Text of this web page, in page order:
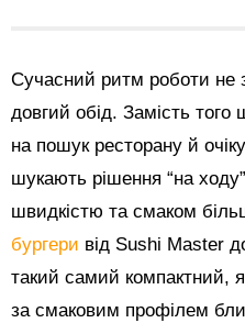
Сучасний ритм роботи не
довгий обід. Замість
на пошук ресторану й
шукають рішення “на
швидкістю та смаком
бургери від Sushi Master
такий самий компактний,
за смаковим профілем